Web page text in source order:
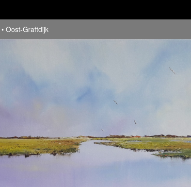
Oost-Graftdijk